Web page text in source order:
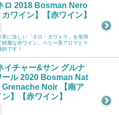
ロ 2018 Bosman Nero
カワイン】【赤ワイン】
常に珍しい「ネロ・ダヴォラ」を使用
綺麗な赤ワイン。ベリー系アロマとス
です！
イチャー&サン グルナ
ール 2020 Bosman Nat
Noir 【南ア
】【赤ワイン】